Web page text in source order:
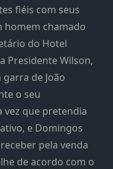
fiéis com seus
homem chamado
do Hotel
Presidente Wilson,
de João
o seu
vez que pretendia
e Domingos
pela venda
de acordo com o